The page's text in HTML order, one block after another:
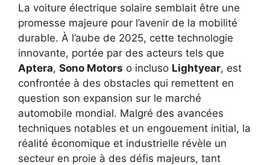
La voiture électrique solaire semblait être une
promesse majeure pour l’avenir de la mobilité
durable. À l’aube de 2025, cette technologie
innovante, portée par des acteurs tels que
Aptera, Sono Motors o incluso Lightyear, est
confrontée à des obstacles qui remettent en
question son expansion sur le marché
automobile mondial. Malgré des avancées
techniques notables et un engouement initial, la
réalité économique et industrielle révèle un
secteur en proie à des défis majeurs, tant